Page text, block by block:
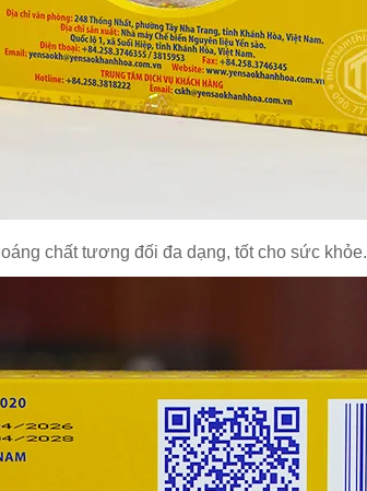
chất tương đối đa dạng, tốt cho sức khỏe.